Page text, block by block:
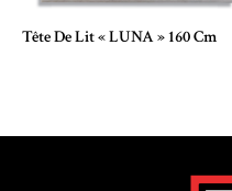
Tête De Lit « LUNA » 160 Cm